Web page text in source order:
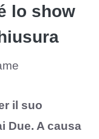
lo show
il suo
Due. A causa